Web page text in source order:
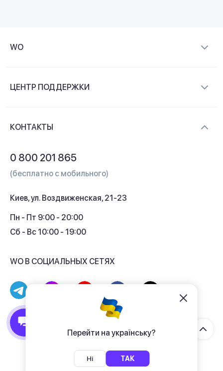
Перейти на українську?
Ні ТАК
WO
Контакты
ЦЕНТР ПОДДЕРЖКИ
Кэшбек
КОНТАКТЫ
0 800 201 865
(бесплатно с мобильного)
Киев, ул. Воздвиженская, 21-23
Пн - Пт 9:00 - 20:00
Сб - Вс 10:00 - 19:00
WO В СОЦИАЛЬНЫХ СЕТЯХ
Договор публичной оферты
Политика конфиденциальности